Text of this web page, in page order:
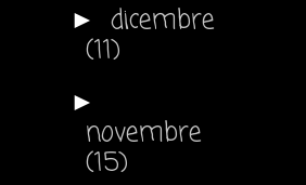
► dicembre
(11)
►
novembre
(15)